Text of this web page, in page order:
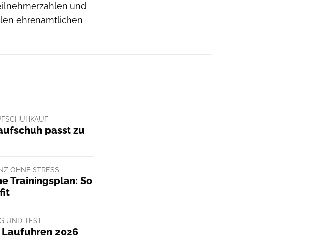
und
ehrenamtlichen
passt zu
OHNE STRESS
Trainingsplan: So
UND TEST
Laufuhren 2026